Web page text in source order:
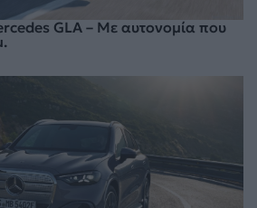
GLA – Με αυτονομία που